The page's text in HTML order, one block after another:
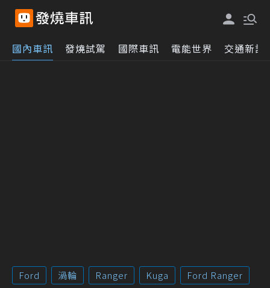
國內車訊 發燒試駕 國際車訊 電能世界 交通新訊
Ford 渦輪 Ranger Kuga Ford Ranger